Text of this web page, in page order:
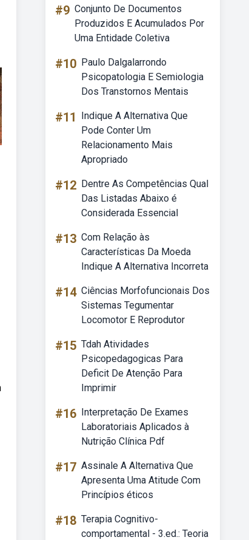
#9 Conjunto De Documentos
Produzidos E Acumulados Por
Uma Entidade Coletiva
#10 Paulo Dalgalarrondo
Psicopatologia E Semiologia
Dos Transtornos Mentais
#11
Indique A Alternativa Que
Pode Conter Um
Relacionamento Mais
Apropriado
#12 Dentre As Competências Qual
Das Listadas Abaixo é
Considerada Essencial
#13 Com Relação às
Características Da Moeda
Indique A Alternativa Incorreta
#14 Ciências Morfofuncionais Dos
Sistemas Tegumentar
Locomotor E Reprodutor
#15 Tdah Atividades
Psicopedagogicas Para
Deficit De Atenção Para
Imprimir
#16 Interpretação De Exames
Laboratoriais Aplicados à
Nutrição Clínica Pdf
#17 Assinale A Alternativa Que
Apresenta Uma Atitude Com
Princípios éticos
#18 Terapia Cognitivo-
comportamental - 3.ed.: Teoria